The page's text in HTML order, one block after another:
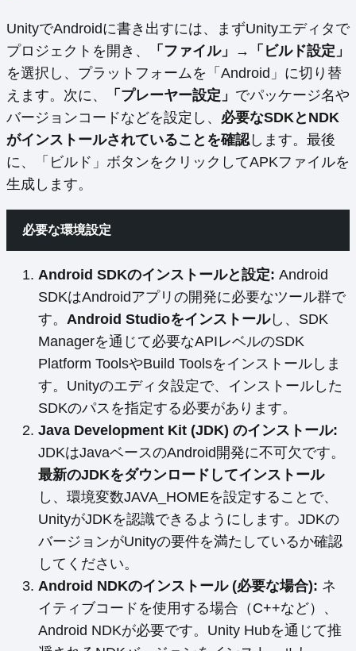
UnityでAndroidに書き出すには、まずUnityエディタで
プロジェクトを開き、
「ファイル」→「ビルド設定」
を選択し、プラットフォームを「Android」に切り替
えます。次に、
「プレーヤー設定」 でパッケージ名や
バージョンコードなどを設定し、 必要なSDKとNDK
がインストールされていることを確認します。最後
に、「ビルド」ボタンをクリックしてAPKファイルを
生成します。
必要な環境設定
Android SDKのインストールと設定: Android
SDKはAndroidアプリの開発に必要なツール群で
す。 Android Studioをインストールし、SDK
Managerを通じて必要なAPIレベルのSDK
Platform ToolsやBuild Toolsをインストールしま
す。Unityのエディタ設定で、インストールした
SDKのパスを指定する必要があります。
Java Development Kit (JDK) のインストール:
JDKはJavaベースのAndroid開発に不可欠です。
最新のJDKをダウンロードしてインストール
し、環境変数JAVA_HOMEを設定することで、
UnityがJDKを認識できるようにします。JDKの
バージョンがUnityの要件を満たしているか確認
してください。
Android NDKのインストール (必要な場合): ネ
イティブコードを使用する場合（C++など）、
Android NDKが必要です。Unity Hubを通じて推